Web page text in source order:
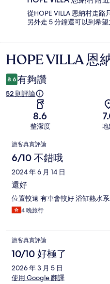
從HOPE VILLA 恩納村走路
另外走 5 分鐘還可以到希望
評
論
HOPE VILLA 恩
8.6 有夠讚
52 則評論
8.6
整潔度 地
評
論
旅客真實評論
6/10 不錯哦
2024 年 6 月 14 日
還好
位置較遠 有車會較好 浴缸熱水
4 晚旅行
旅客真實評論
10/10 好極了
2026 年 3 月 5 日
使用 Google 翻譯